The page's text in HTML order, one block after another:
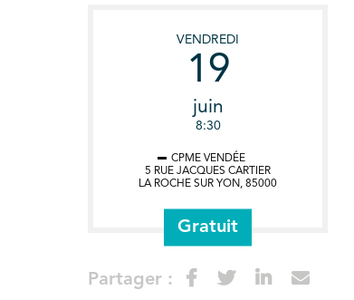
VENDREDI
19
juin
8:30
CPME VENDÉE
5 RUE JACQUES CARTIER
LA ROCHE SUR YON, 85000
Gratuit
Partager :